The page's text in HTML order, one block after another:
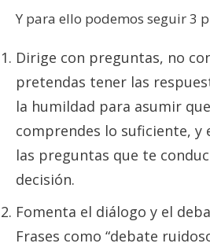
Y para ello podemos seguir 3
Dirige con preguntas, no
pretendas tener las
la humildad para asumir
comprendes lo suficiente, y
las preguntas que te
decisión.
Fomenta el diálogo y el
Frases como “debate